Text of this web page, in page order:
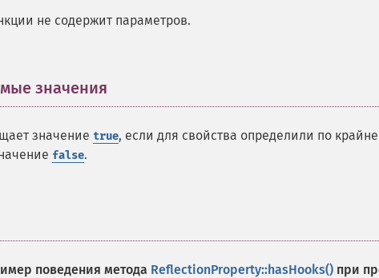
не содержит параметров.
значения
значение true, если для свойства определили по
false.
поведения метода ReflectionProperty::hasHooks() при